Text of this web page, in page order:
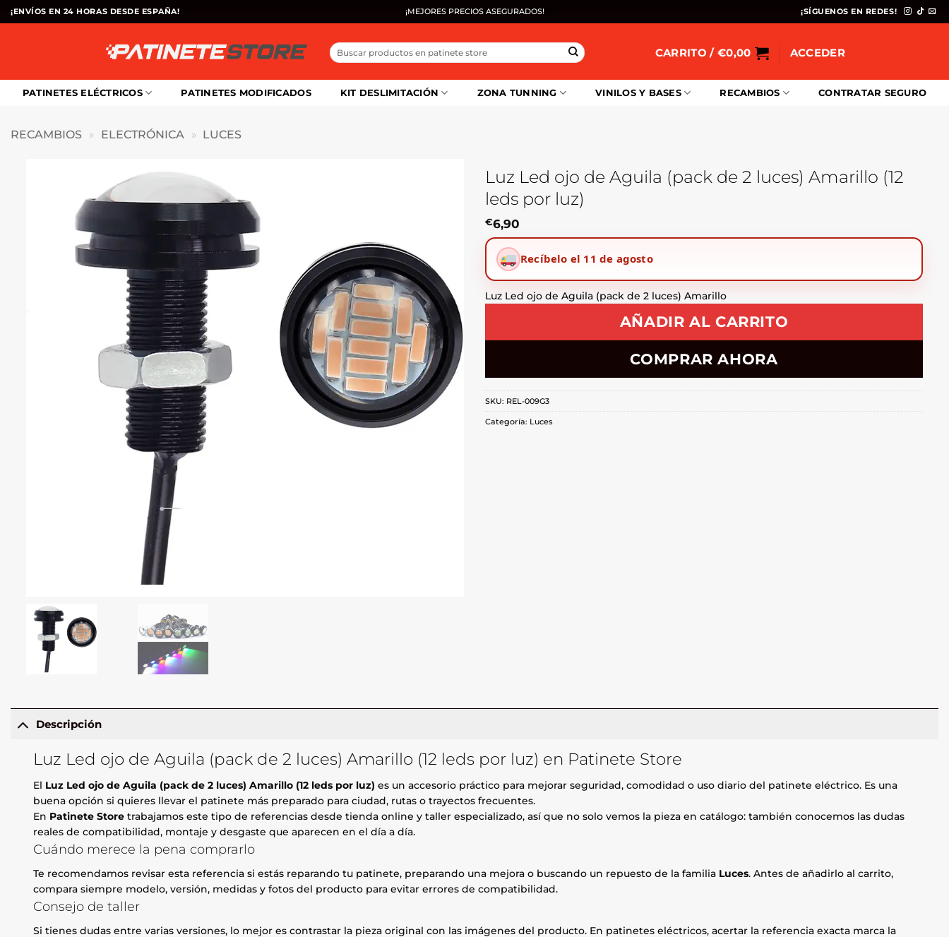
Saltar
al
¡ENVÍOS EN 24 HORAS DESDE ESPAÑA! ¡MEJORES PRECIOS ASEGURADOS! ¡SÍGUENOS EN REDES!
Buscar
por:
CARRITO / €0,00 ACCEDER
PATINETES ELÉCTRICOS PATINETES MODIFICADOS KIT DESLIMITACIÓN ZONA TUNNING VINILOS Y BASES RECAMBIOS CONTRATAR SEGURO
RECAMBIOS » ELECTRÓNICA » LUCES
Luz Led ojo de Aguila (pack de 2 luces) Amarillo (12
leds por luz)
€6,90
Recíbelo el 11 de agosto
Luz Led ojo de Aguila (pack de 2 luces) Amarillo
AÑADIR AL CARRITO
COMPRAR AHORA
SKU: REL-009G3
Categoría: Luces
Descripción
Luz Led ojo de Aguila (pack de 2 luces) Amarillo (12 leds por luz) en Patinete Store
El Luz Led ojo de Aguila (pack de 2 luces) Amarillo (12 leds por luz) es un accesorio práctico para mejorar seguridad, comodidad o uso diario del patinete eléctrico. Es una
buena opción si quieres llevar el patinete más preparado para ciudad, rutas o trayectos frecuentes.
En Patinete Store trabajamos este tipo de referencias desde tienda online y taller especializado, así que no solo vemos la pieza en catálogo: también conocemos las dudas
reales de compatibilidad, montaje y desgaste que aparecen en el día a día.
Cuándo merece la pena comprarlo
Te recomendamos revisar esta referencia si estás reparando tu patinete, preparando una mejora o buscando un repuesto de la familia Luces. Antes de añadirlo al carrito,
compara siempre modelo, versión, medidas y fotos del producto para evitar errores de compatibilidad.
Consejo de taller
Si tienes dudas entre varias versiones, lo mejor es contrastar la pieza original con las imágenes del producto. En patinetes eléctricos, acertar la referencia exacta marca la